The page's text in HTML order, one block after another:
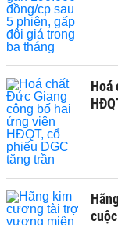
Hoá